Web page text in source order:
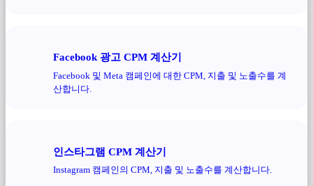
Facebook 광고 CPM 계산기
Facebook 및 Meta 캠페인에 대한 CPM, 지출 및 노출수를 계
산합니다.
인스타그램 CPM 계산기
Instagram 캠페인의 CPM, 지출 및 노출수를 계산합니다.